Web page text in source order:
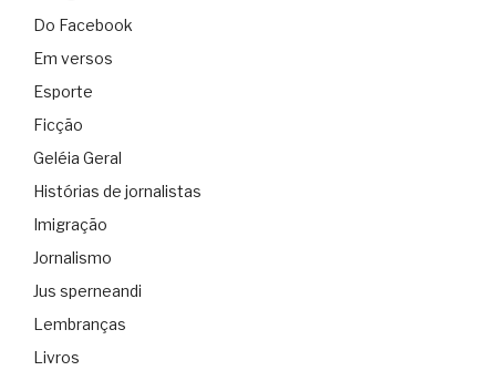
Do Facebook
Em versos
Esporte
Ficção
Geléia Geral
Histórias de jornalistas
Imigração
Jornalismo
Jus sperneandi
Lembranças
Livros